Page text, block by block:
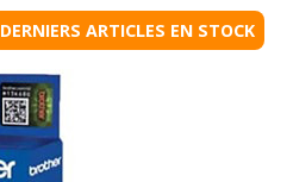
DERNIERS ARTICLES EN STOCK